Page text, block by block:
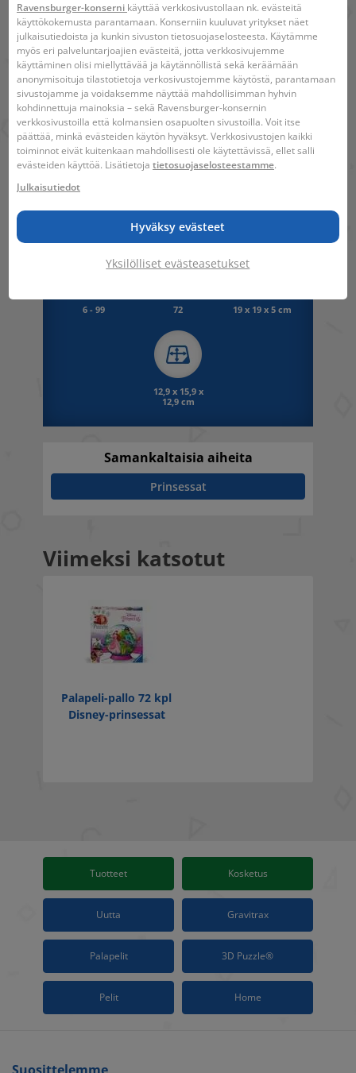
Sisältö
Pelikäsikirja, 100 korttia, joissa 300 sanaa
Viivakoodi:4005556115792
Hahmo: Disneyn prinsessat
Varoitus. Ei sovellu alle 36 kuukauden
ikäisille lapsille. Pieniä osia.
6 - 99 72 19 x 19 x 5 cm
12,9 x 15,9 x
12,9 cm
Samankaltaisia aiheita
Prinsessat
Viimeksi katsotut
Palapeli-pallo 72 kpl
Disney-prinsessat
Tuotteet Kosketus
Uutta Gravitrax
Palapelit 3D Puzzle®
Pelit Home
Ravensburger-konserni käyttää verkkosivustollaan nk. evästeitä
käyttökokemusta parantamaan. Konserniin kuuluvat yritykset näet
julkaisutiedoista ja kunkin sivuston tietosuojaselosteesta. Käytämme
myös eri palveluntarjoajien evästeitä, jotta verkkosivujemme
käyttäminen olisi miellyttävää ja käytännöllistä sekä keräämään
anonymisoituja tilastotietoja verkosivustojemme käytöstä, parantamaan
sivustojamme ja voidaksemme näyttää mahdollisimman hyhvin
kohdinnettuja mainoksia – sekä Ravensburger-konsernin
verkkosivustoilla että kolmansien osapuolten sivustoilla. Voit itse
päättää, minkä evästeiden käytön hyväksyt. Verkkosivustojen kaikki
toiminnot eivät kuitenkaan mahdollisesti ole käytettävissä, ellet salli
evästeiden käyttöä. Lisätietoja tietosuojaselosteestamme.
Julkaisutiedot
Hyväksy evästeet
Yksilölliset evästeasetukset